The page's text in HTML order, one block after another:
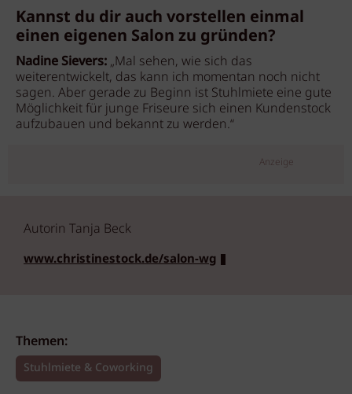
Kannst du dir auch vorstellen einmal
einen eigenen Salon zu gründen?
Nadine Sievers: „Mal sehen, wie sich das
weiterentwickelt, das kann ich momentan noch nicht
sagen. Aber gerade zu Beginn ist Stuhlmiete eine gute
Möglichkeit für junge Friseure sich einen Kundenstock
aufzubauen und bekannt zu werden.“
Anzeige
Autorin Tanja Beck
www.christinestock.de/salon-wg
Themen:
Stuhlmiete & Coworking